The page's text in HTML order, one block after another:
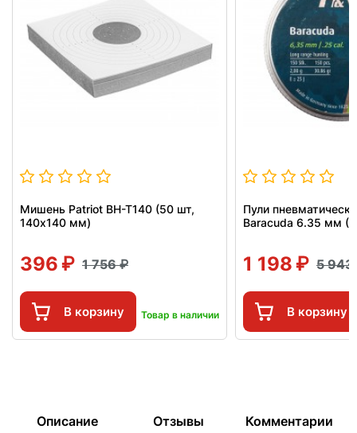
Мишень Patriot BH-T140 (50 шт,
140x140 мм)
396 1 756
В корзину Товар в наличии
Пули
Baracuda 6.35 мм
1 198 5 943
В корзину
Описание Отзывы Комментарии